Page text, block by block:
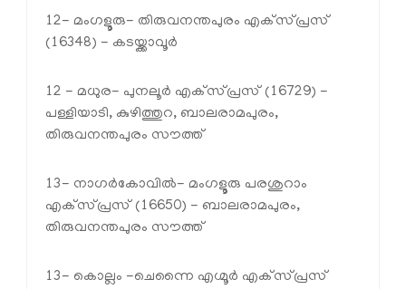
12- മംഗളൂരു- തിരുവനന്തപുരം എക്‌സ്പ്രസ്
(16348) - കടയ്ക്കാവൂർ
12 - മധുര- പുനലൂർ എക്‌സ്പ്രസ് (16729) -
പള്ളിയാടി, കുഴിത്തുറ, ബാലരാമപുരം,
തിരുവനന്തപുരം സൗത്ത്
13- നാഗർകോവിൽ- മംഗളൂരു പരശുറാം
എക്‌സ്പ്രസ് (16650) - ബാലരാമപുരം,
തിരുവനന്തപുരം സൗത്ത്
13- കൊല്ലം -ചെന്നൈ എഗ്മൂർ എക്‌സ്പ്രസ്